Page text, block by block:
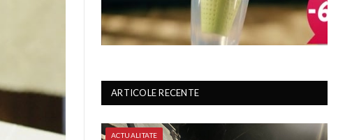
ARTICOLE RECENTE
ACTUALITATE